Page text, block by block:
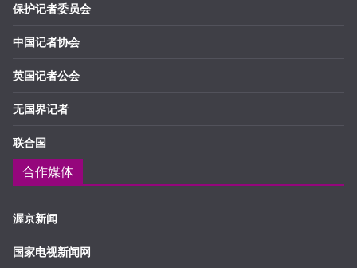
保护记者委员会
中国记者协会
英国记者公会
无国界记者
联合国
合作媒体
渥京新闻
国家电视新闻网